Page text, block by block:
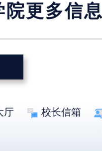
更多信息
厅 校长信箱